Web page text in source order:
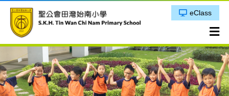
eClass